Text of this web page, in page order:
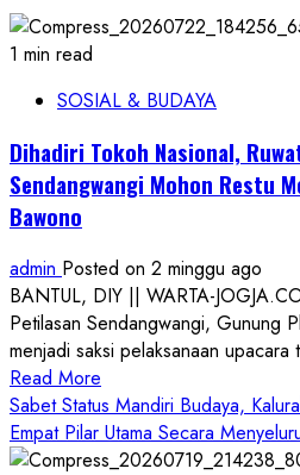
1 min read
SOSIAL & BUDAYA
Dihadiri Tokoh Nasional,
Sendangwangi Mohon Restu
Bawono
admin Posted on 2 minggu ago
BANTUL, DIY || WARTA-
Petilasan Sendangwangi, Gunung
menjadi saksi pelaksanaan upacara
Read More
more
about
Dihadiri
Sabet Status Mandiri Budaya,
Empat Pilar Utama Secara